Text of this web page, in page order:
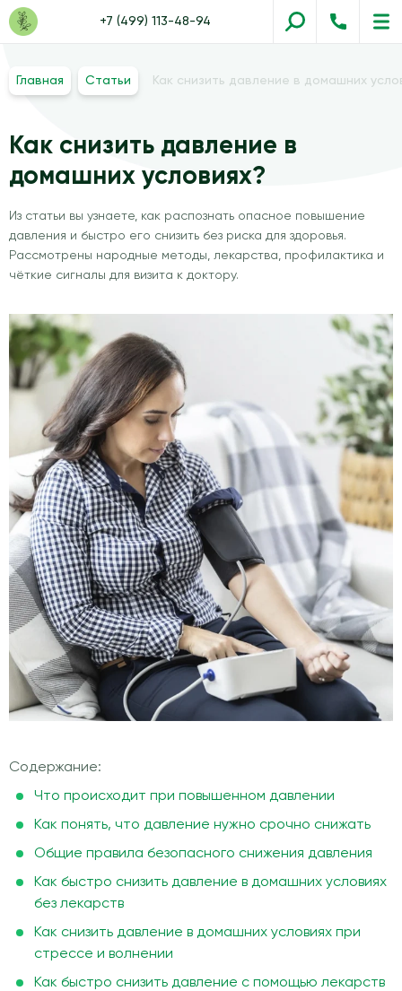
+7 (499) 113-48-94
Главная Статьи Как снизить давление в домашних
Как снизить давление в
домашних условиях?
Из статьи вы узнаете, как распознать опасное повышение
давления и быстро его снизить без риска для здоровья.
Рассмотрены народные методы, лекарства, профилактика и
чёткие сигналы для визита к доктору.
Содержание:
Что происходит при повышенном давлении
Как понять, что давление нужно срочно снижать
Общие правила безопасного снижения давления
Как быстро снизить давление в домашних условиях
без лекарств
Как снизить давление в домашних условиях при
стрессе и волнении
Как быстро снизить давление с помощью лекарств